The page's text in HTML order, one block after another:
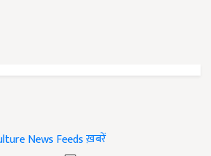
ख़बरें